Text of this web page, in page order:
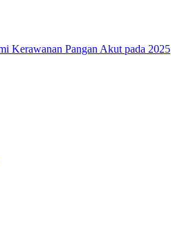
Kerawanan Pangan Akut pada 2025